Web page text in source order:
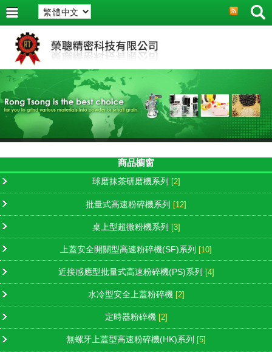
商品櫥窗
球磨抹茶研磨機系列 [2]
批量式高速粉碎機系列 [12]
桌上型超微粉機系列 [3]
上蓋安全開關型高速粉碎機(SF)系列 [10]
近接感應型批量式高速粉碎機(PS)系列 [4]
水冷型安全上蓋粉碎機 [2]
定時器粉碎機 [2]
無螺牙上蓋型高速粉碎機(HK)系列 [5]